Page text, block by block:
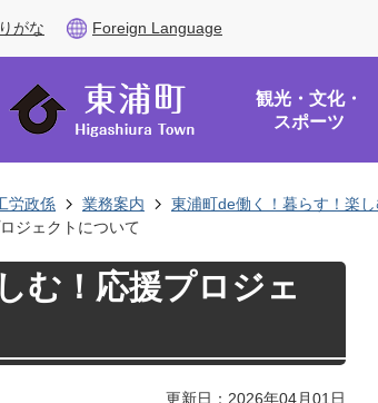
がな Foreign Language
観光・文化・
スポーツ
労政係 業務案内
東浦町de働く！暮らす！楽
ジェクトについて
む！応援プロジェ
更新日：2026年04月01日